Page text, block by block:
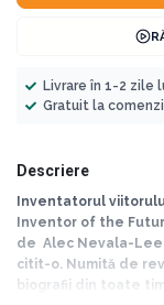
Livrare în 1-2 zile
Gratuit la
Descriere
Inventatorul
Inventor of the
de Alec Nevala-
citit-o. Numită de
biografii din toate